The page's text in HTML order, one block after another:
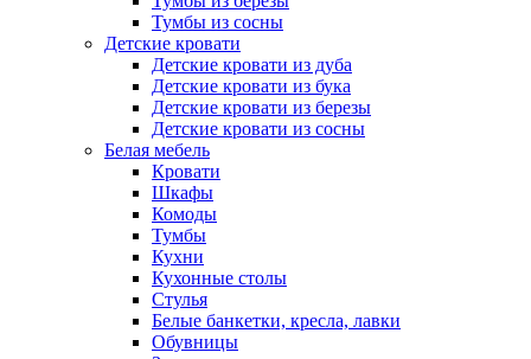
Тумбы из сосны
Детские кровати
Детские кровати из дуба
Детские кровати из бука
Детские кровати из березы
Детские кровати из сосны
Белая мебель
Кровати
Шкафы
Комоды
Тумбы
Кухни
Кухонные столы
Стулья
Белые банкетки, кресла, лавки
Обувницы